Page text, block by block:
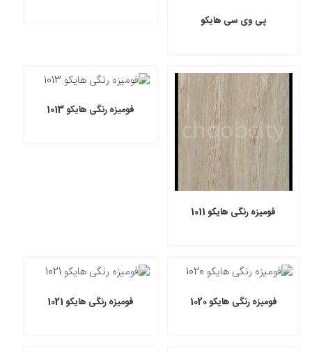
پی وی سی هایکو
فومیزه رنگی هایکو 1011
فومیزه رنگی هایکو 1013
فومیزه رنگی هایکو 1020 فومیزه رنگی هایکو 1021